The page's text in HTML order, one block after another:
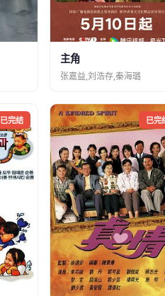
主角
张嘉益,刘浩存,秦海璐
已完结 已完